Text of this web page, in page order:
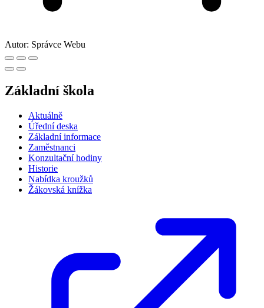
Autor: Správce Webu
Základní škola
Aktuálně
Úřední deska
Základní informace
Zaměstnanci
Konzultační hodiny
Historie
Nabídka kroužků
Žákovská knížka